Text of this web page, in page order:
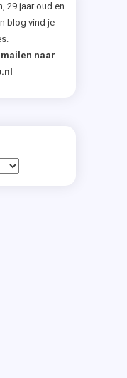
29 jaar oud en
blog vind je
naar